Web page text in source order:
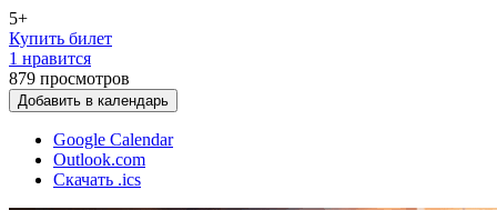
5+
Купить билет
1 нравится
879 просмотров
Добавить в календарь
Google Calendar
Outlook.com
Скачать .ics